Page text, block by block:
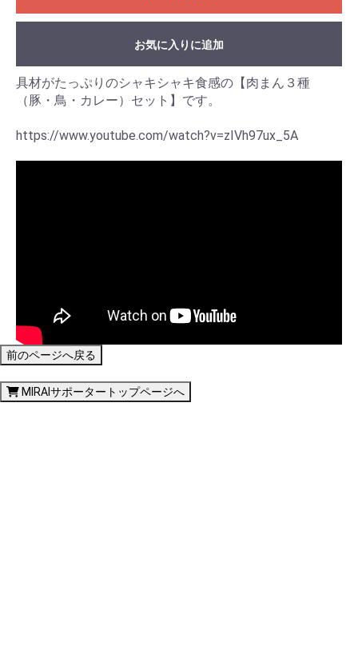
お気に入りに追加
具材がたっぷりのシャキシャキ食感の【肉まん３種
（豚・鳥・カレー）セット】です。
https://www.youtube.com/watch?v=zIVh97ux_5A
前のページへ戻る
MIRAIサポータートップページへ